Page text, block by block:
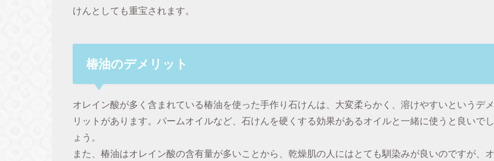
けんとしても重宝されます。
椿油のデメリット
オレイン酸が多く含まれている椿油を使った手作り石けんは、大変柔らかく、溶けやすいというデメ
リットがあります。パームオイルなど、石けんを硬くする効果があるオイルと一緒に使うと良いでし
ょう。
また、椿油はオレイン酸の含有量が多いことから、乾燥肌の人にはとても馴染みが良いのですが、オ